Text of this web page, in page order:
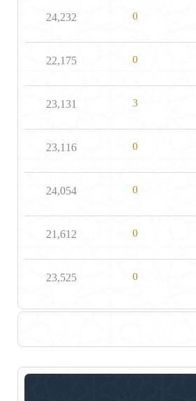
0
24,232
0
22,175
3
23,131
0
23,116
0
24,054
0
21,612
0
23,525